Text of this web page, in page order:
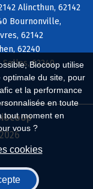
Biocoop utilise
du site, pour
et la performance
en toute
tout moment en
vous ?
cookies
Alincthun, 62142
Bournonville,
62142
62240
Selles, 62240